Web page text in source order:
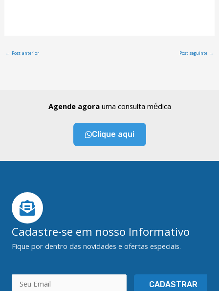
← Post anterior Post seguinte →
Agende agorauma consulta médica
Clique aqui
Cadastre-se em nosso Informativo
Fique por dentro das novidades e ofertas especiais.
CADASTRAR